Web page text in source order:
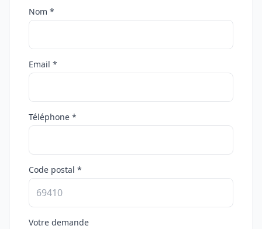
Nom *
Email *
Téléphone *
Code postal *
Votre demande